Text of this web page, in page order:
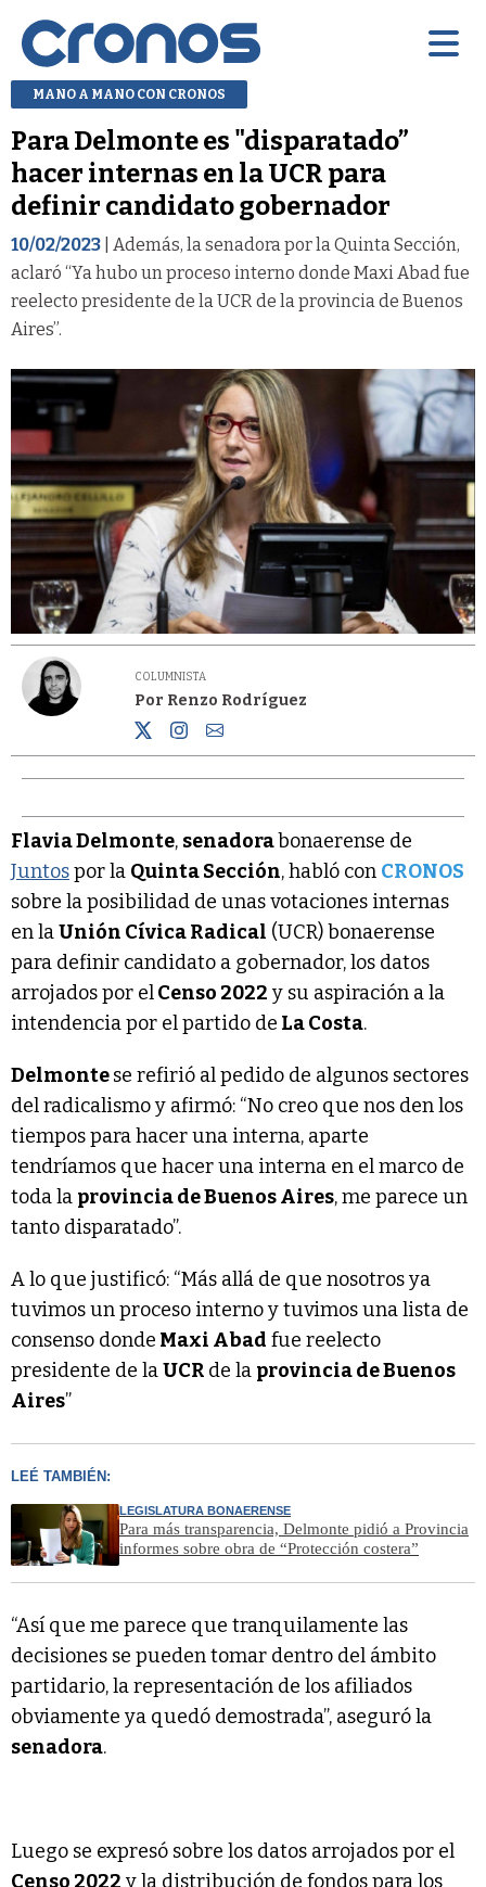
MANO A MANO CON CRONOS
Para Delmonte es "disparatado”
hacer internas en la UCR para
definir candidato gobernador
10/02/2023 | Además, la senadora por la Quinta Sección,
aclaró “Ya hubo un proceso interno donde Maxi Abad fue
reelecto presidente de la UCR de la provincia de Buenos
Aires”.
COLUMNISTA
Por Renzo Rodríguez
Flavia Delmonte, senadorabonaerense de
Juntospor la Quinta Sección, habló con CRONOS
sobre la posibilidad de unas votaciones internas
en laUnión Cívica Radical (UCR) bonaerense
para definir candidato a gobernador, los datos
arrojados por elCenso 2022 y su aspiración a la
intendencia por el partido de La Costa.
Delmontese refirió al pedido de algunos sectores
del radicalismo y afirmó: “No creo que nos den los
tiempos para hacer una interna, aparte
tendríamos que hacer una interna en el marco de
toda la provincia de Buenos Aires, me parece un
tanto disparatado”.
A lo que justificó: “Más allá de que nosotros ya
tuvimos un proceso interno y tuvimos una lista de
consenso donde Maxi Abad fue reelecto
presidente de laUCR de la provincia de Buenos
Aires”
LEÉ TAMBIÉN:
LEGISLATURA BONAERENSE
Para más transparencia, Delmonte pidió a Provincia
informes sobre obra de “Protección costera”
“Así que me parece que tranquilamente las
decisiones se pueden tomar dentro del ámbito
partidario, la representación de los afiliados
obviamente ya quedó demostrada”, aseguró la
senadora.
Luego se expresó sobre los datos arrojados por el
Censo 2022 y la distribución de fondos para los